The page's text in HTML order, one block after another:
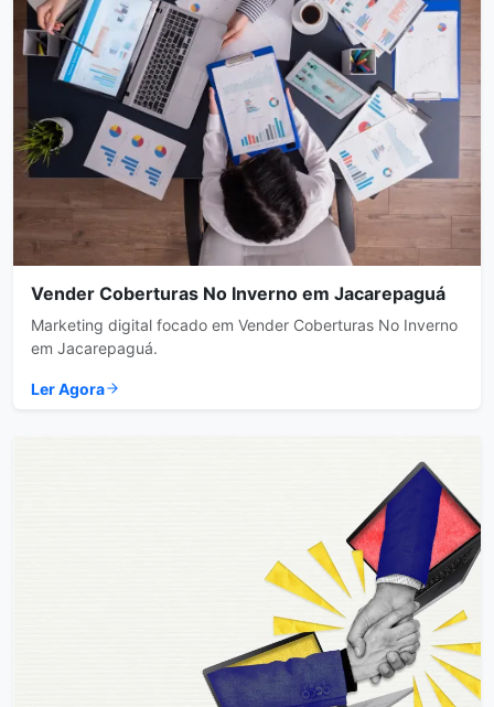
Vender Coberturas No Inverno em Jacarepaguá
Marketing digital focado em Vender Coberturas No Inverno
em Jacarepaguá.
Ler Agora